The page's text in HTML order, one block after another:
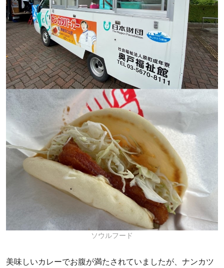
ソウルフード
美味しいカレーでお腹が満たされていましたが、ナンカツ